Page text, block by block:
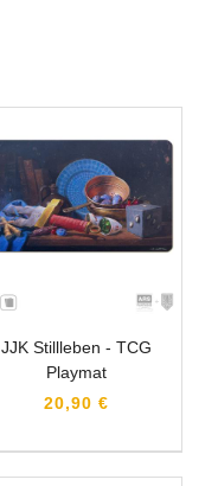
JJK Stillleben - TCG
Playmat
20,90 €